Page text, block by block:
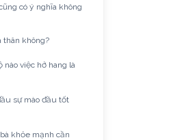
có ý nghĩa không
thân không?
nào việc hở hang là
sự mào đầu tốt
khỏe mạnh cần